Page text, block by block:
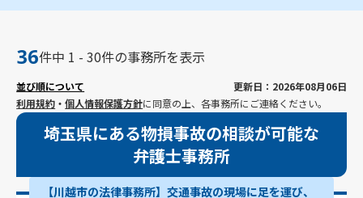
36件中 1 - 30件の事務所を表示
並び順について
更新日：2026年08月06日
利用規約 ・個人情報保護方針に同意の上、各事務所にご連絡ください。
埼玉県にある物損事故の相談が可能な
弁護士事務所
【川越市の法律事務所】交通事故の現場に足を運び、